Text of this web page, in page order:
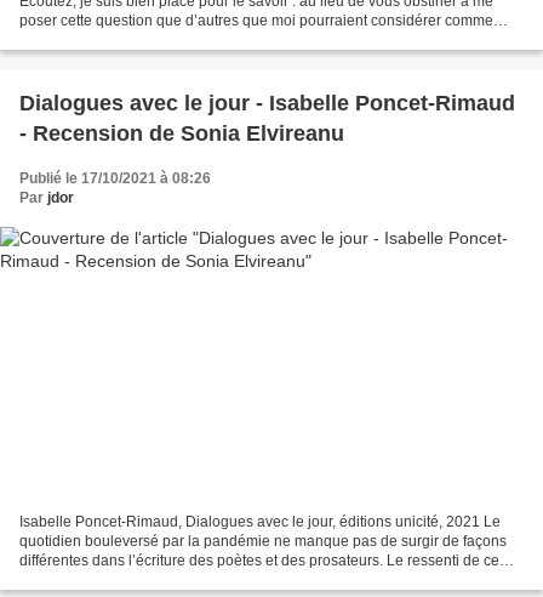
poser cette question que d’autres que moi pourraient considérer comme
Dialogues avec le jour - Isabelle Poncet-Rimaud
- Recension de Sonia Elvireanu
Publié le 17/10/2021 à 08:26
Par jdor
Isabelle Poncet-Rimaud, Dialogues avec le jour, éditions unicité, 2021 Le
quotidien bouleversé par la pandémie ne manque pas de surgir de façons
différentes dans l’écriture des poètes et des prosateurs. Le ressenti de ce